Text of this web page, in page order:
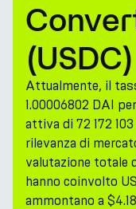
Mercati
Calcolatori
PARK
Risorse
Azienda
Attualmente, il
1.00006802 DAI
attiva di 72 172
rilevanza di
valutazione totale
hanno coinvolto
ammontano a